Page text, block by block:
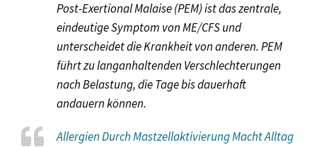
Post-Exertional Malaise (PEM) ist das zentrale,
eindeutige Symptom von ME/CFS und
unterscheidet die Krankheit von anderen. PEM
führt zu langanhaltenden Verschlechterungen
nach Belastung, die Tage bis dauerhaft
andauern können.
Allergien Durch Mastzellaktivierung Macht Alltag